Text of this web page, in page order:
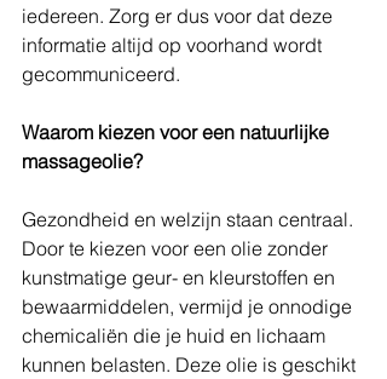
iedereen. Zorg er dus voor dat deze
informatie altijd op voorhand wordt
gecommuniceerd.
Waarom kiezen voor een natuurlijke
massageolie?
Gezondheid en welzijn staan centraal.
Door te kiezen voor een olie zonder
kunstmatige geur- en kleurstoffen en
bewaarmiddelen, vermijd je onnodige
chemicaliën die je huid en lichaam
kunnen belasten. Deze olie is geschikt